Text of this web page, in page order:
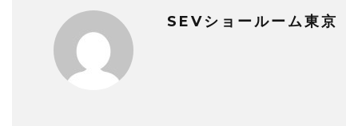
SEVショールーム東京